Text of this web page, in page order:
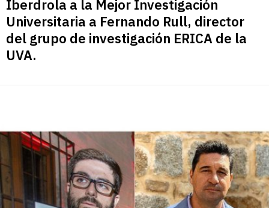
Iberdrola a la Mejor Investigación
Universitaria a Fernando Rull, director
del grupo de investigación ERICA de la
UVA.